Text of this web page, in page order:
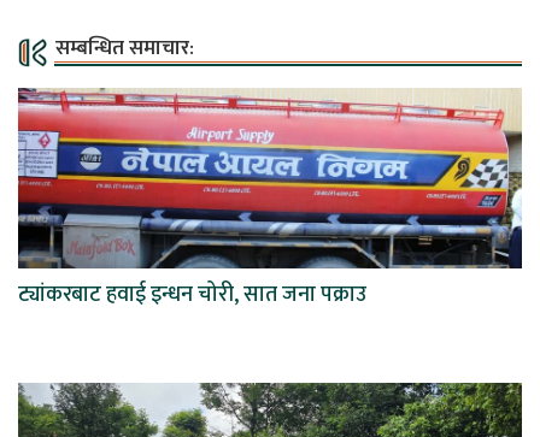
सम्बन्धित समाचार:
ट्यांकरबाट हवाई इन्धन चोरी, सात जना पक्राउ